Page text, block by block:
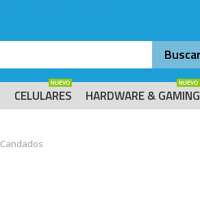
CELULARES
NUEVO
HARDWARE & GAMING
NUEVO
Candados